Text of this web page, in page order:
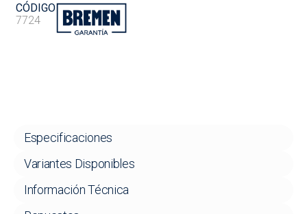
CÓDIGO
7724
Especificaciones
Variantes Disponibles
Información Técnica